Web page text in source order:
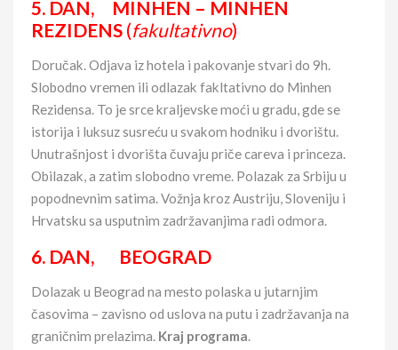
5. DAN, MINHEN – MINHEN
REZIDENS (fakultativno)
Doručak. Odjava iz hotela i pakovanje stvari do 9h.
Slobodno vremen ili odlazak fakltativno do Minhen
Rezidensa. To je srce kraljevske moći u gradu, gde se
istorija i luksuz susreću u svakom hodniku i dvorištu.
Unutrašnjost i dvorišta čuvaju priče careva i princeza.
Obilazak, a zatim slobodno vreme. Polazak za Srbiju u
popodnevnim satima. Vožnja kroz Austriju, Sloveniju i
Hrvatsku sa usputnim zadržavanjima radi odmora.
6. DAN, BEOGRAD
Dolazak u Beograd na mesto polaska u jutarnjim
časovima – zavisno od uslova na putu i zadržavanja na
graničnim prelazima. Kraj programa.